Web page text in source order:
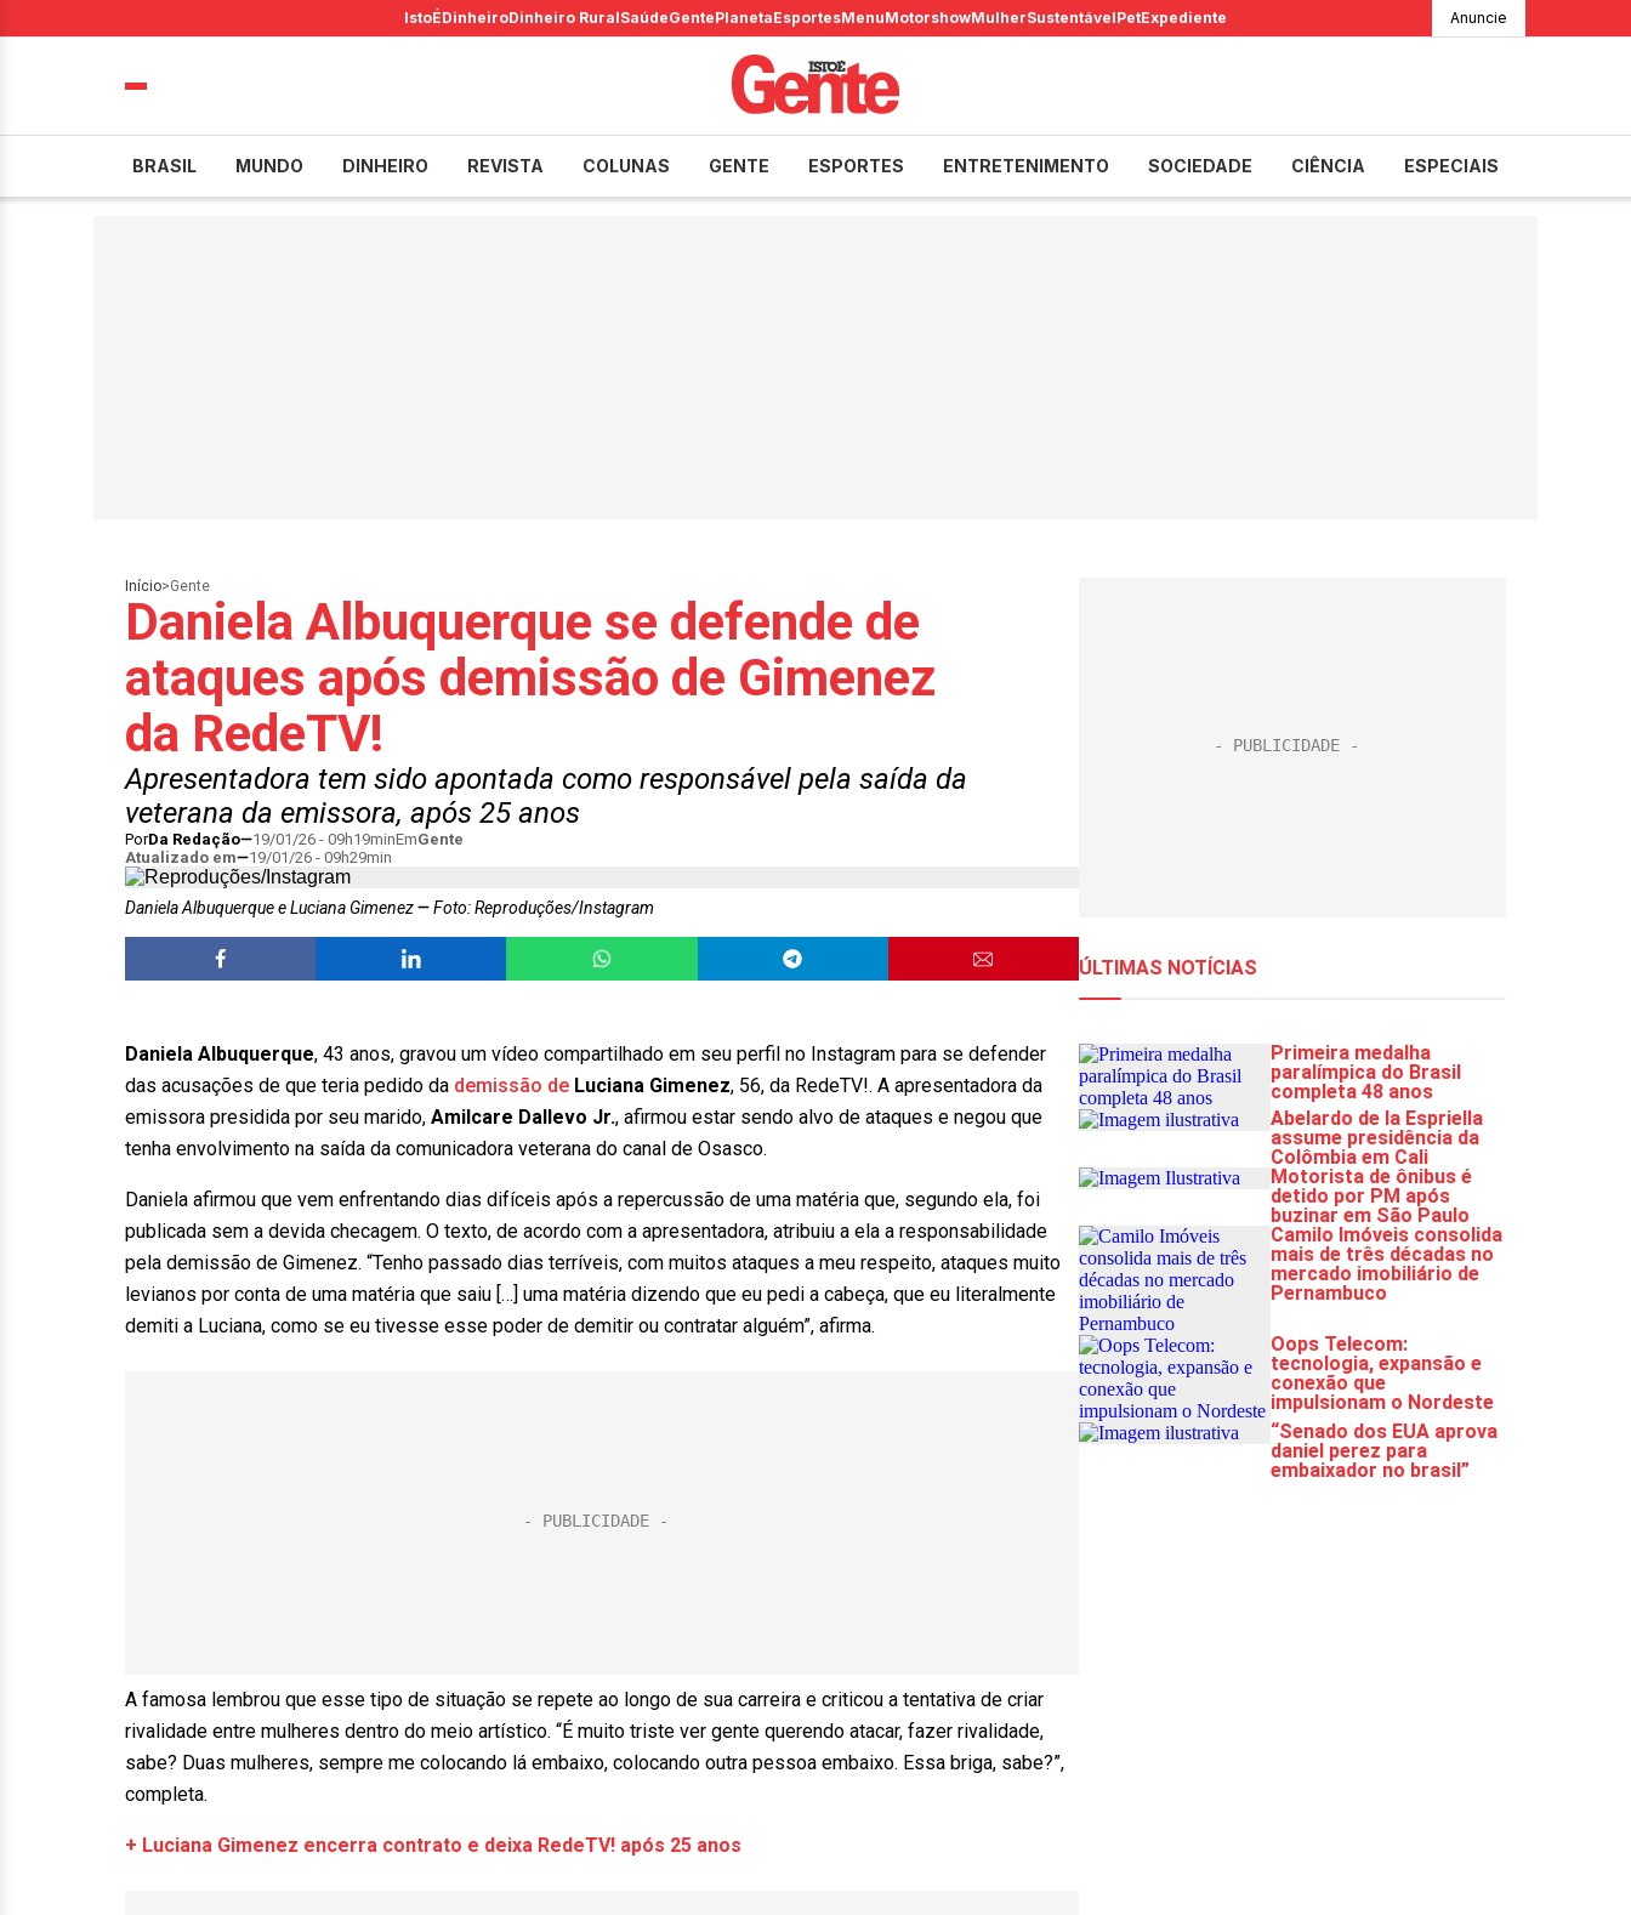
IstoÉDinheiroDinheiro RuralSaúdeGentePlanetaEsportesMenuMotorshowMulherSustentávelPetExpediente Anuncie
BRASIL MUNDO DINHEIRO REVISTA COLUNAS GENTE ESPORTES ENTRETENIMENTO SOCIEDADE CIÊNCIA ESPECIAIS
Início>Gente
Daniela Albuquerque se defende de
ataques após demissão de Gimenez
da RedeTV!
Apresentadora tem sido apontada como responsável pela saída da
veterana da emissora, após 25 anos
PorDa Redação 19/01/26 - 09h19minEmGente
Atualizado em
19/01/26 - 09h29min
Daniela Albuquerque e Luciana Gimenez Foto: Reproduções/Instagram
Daniela Albuquerque, 43 anos, gravou um vídeo compartilhado em seu perfil no Instagram para se defender
das acusações de que teria pedido da demissão de Luciana Gimenez, 56, da RedeTV!. A apresentadora da
emissora presidida por seu marido, Amilcare Dallevo Jr., afirmou estar sendo alvo de ataques e negou que
tenha envolvimento na saída da comunicadora veterana do canal de Osasco.
Daniela afirmou que vem enfrentando dias difíceis após a repercussão de uma matéria que, segundo ela, foi
publicada sem a devida checagem. O texto, de acordo com a apresentadora, atribuiu a ela a responsabilidade
pela demissão de Gimenez. “Tenho passado dias terríveis, com muitos ataques a meu respeito, ataques muito
levianos por conta de uma matéria que saiu […] uma matéria dizendo que eu pedi a cabeça, que eu literalmente
demiti a Luciana, como se eu tivesse esse poder de demitir ou contratar alguém”, afirma.
A famosa lembrou que esse tipo de situação se repete ao longo de sua carreira e criticou a tentativa de criar
rivalidade entre mulheres dentro do meio artístico. “É muito triste ver gente querendo atacar, fazer rivalidade,
sabe? Duas mulheres, sempre me colocando lá embaixo, colocando outra pessoa embaixo. Essa briga, sabe?”,
completa.
+ Luciana Gimenez encerra contrato e deixa RedeTV! após 25 anos